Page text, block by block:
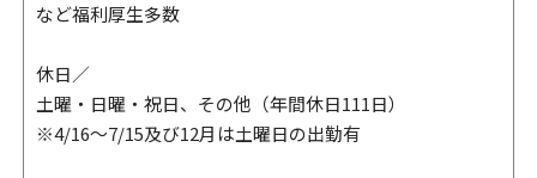
など福利厚生多数
休日／
土曜・日曜・祝日、その他（年間休日111日）
※4/16～7/15及び12月は土曜日の出勤有